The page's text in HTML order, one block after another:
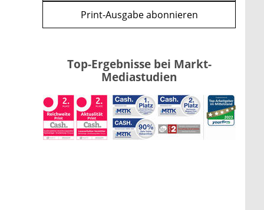
Print-Ausgabe abonnieren
Top-Ergebnisse bei Markt-
Mediastudien